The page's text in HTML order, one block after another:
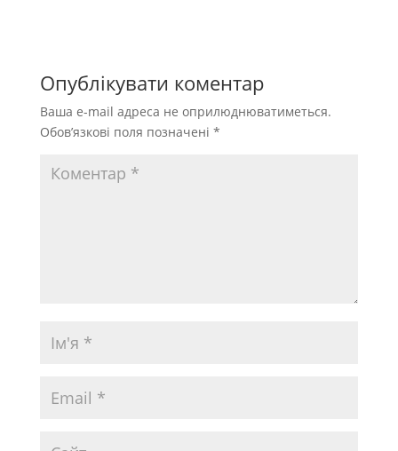
Опублікувати коментар
Ваша e-mail адреса не оприлюднюватиметься.
Обов’язкові поля позначені *